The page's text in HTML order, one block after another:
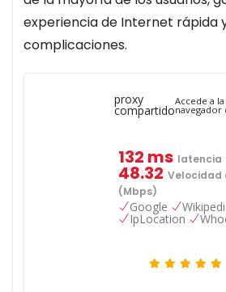
experiencia de Internet rápida
complicaciones.
proxy
compartido
Accede a
navegador
132 ms latencia
48.32 Velocidad
(Mbps)
Google
IpLocation